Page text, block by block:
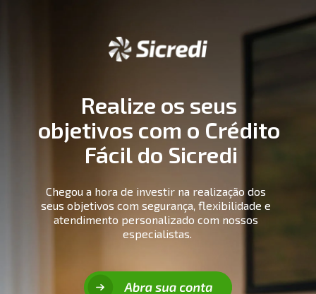
Realize os seus
objetivos com o Crédito
Fácil do Sicredi
Chegou a hora de investir na realização dos
seus objetivos com segurança, flexibilidade e
atendimento personalizado com nossos
especialistas.